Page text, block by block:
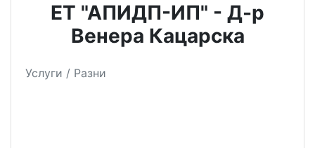
ЕТ "АПИДП-ИП" - Д-р
Венера Кацарска
Услуги / Разни